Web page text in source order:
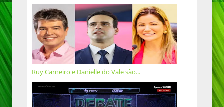
Ruy Carneiro e Danielle do Vale são...